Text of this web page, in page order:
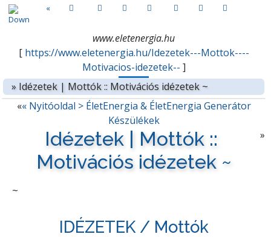
«
www.eletenergia.hu
[ https://www.eletenergia.hu/Idezetek---Mottok----
Motivacios-idezetek-- ]
» Idézetek | Mottók :: Motivációs idézetek ~
«« Nyitóoldal > ÉletEnergia & ÉletEnergia Generátor
Készülékek
»
Idézetek | Mottók ::
Motivációs idézetek ~
~
IDÉZETEK / Mottók